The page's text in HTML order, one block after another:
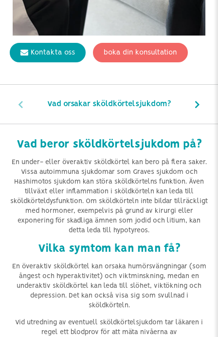
Kontakta oss boka din konsultation
Vad orsakar sköldkörtelsjukdom?
Vad beror sköldkörtelsjukdom på?
En under- eller överaktiv sköldkörtel kan bero på flera saker.
Vissa autoimmuna sjukdomar som Graves sjukdom och
Hashimotos sjukdom kan störa sköldkörtelns funktion. Även
tillväxt eller inflammation i sköldkörteln kan leda till
sköldkörteldysfunktion. Om sköldkörteln inte bildar tillräckligt
med hormoner, exempelvis på grund av kirurgi eller
exponering för skadliga ämnen som jodid och litium, kan
detta leda till hypotyreos.
Vilka symtom kan man få?
En överaktiv sköldkörtel kan orsaka humörsvängningar (som
ångest och hyperaktivitet) och viktminskning, medan en
underaktiv sköldkörtel kan leda till slöhet, viktökning och
depression. Det kan också visa sig som svullnad i
sköldkörteln.
Vid utredning av eventuell sköldkörtelsjukdom tar läkaren i
regel ett blodprov för att mäta nivåerna av